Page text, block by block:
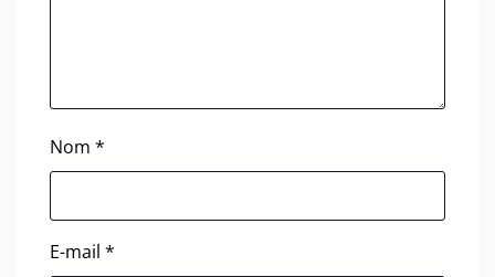
Nom *
E-mail *